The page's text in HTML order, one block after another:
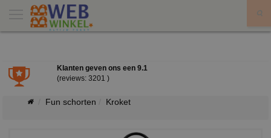
Klanten geven ons een 9.1
(reviews: 3201 )
Fun schorten Kroket